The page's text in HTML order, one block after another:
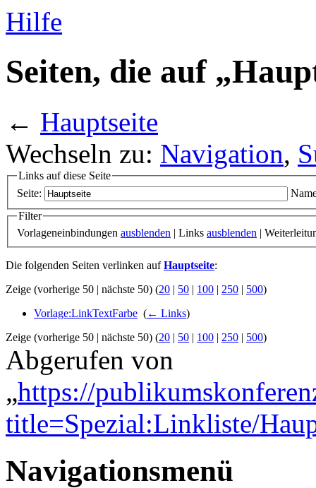
Hilfe
Seiten, die auf
← Hauptseite
Wechseln zu: Navigation,
Links auf diese Seite
Seite:
Filter
Vorlageneinbindungen ausblenden | Links ausblenden |
Die folgenden Seiten verlinken aufHauptseite:
Zeige (vorherige 50 | nächste 50) (20 | 50 | 100 | 250 | 500)
Vorlage:LinkTextFarbe (← Links)
Zeige (vorherige 50 | nächste 50) (20 | 50 | 100 | 250 | 500)
Abgerufen von
„https://
title=Spezial:Linkliste/
Navigationsmenü